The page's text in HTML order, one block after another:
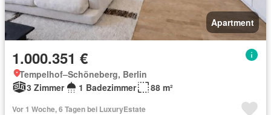
Apartment
1.000.351 €
Tempelhof–Schöneberg, Berlin
3 Zimmer
1 Badezimmer 88 m²
Vor 1 Woche, 6 Tagen bei LuxuryEstate